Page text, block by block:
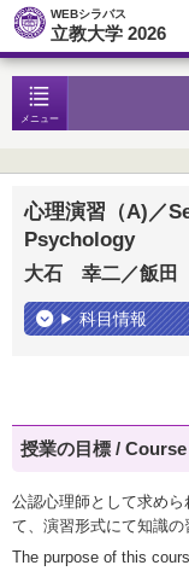
WEBシラバス
立教大学 2026
メニュー
心理演習（A)／
Psychology
大石 幸二／飯
科目情報
授業の目標 /
公認心理師として求め
て、演習形式にて知識の
The purpose of this